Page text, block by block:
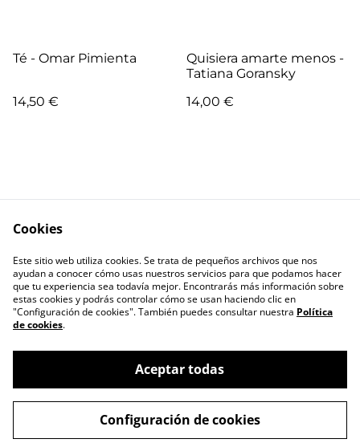
Té - Omar Pimienta
14,50 €
Quisiera amarte menos -
Tatiana Goransky
14,00 €
Política de
privacidad
Política de cookies
©2026RIL editores
powered by
Cookies
Este sitio web utiliza cookies. Se trata de pequeños archivos que nos
ayudan a conocer cómo usas nuestros servicios para que podamos hacer
que tu experiencia sea todavía mejor. Encontrarás más información sobre
estas cookies y podrás controlar cómo se usan haciendo clic en
"Configuración de cookies". También puedes consultar nuestra Política
de cookies.
Aceptar todas
Configuración de cookies